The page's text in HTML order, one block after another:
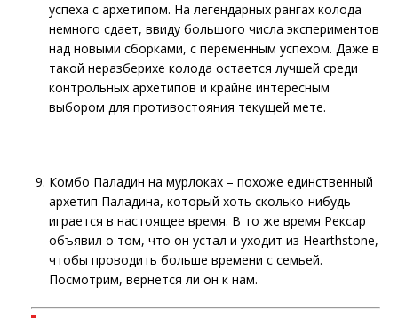
успеха с архетипом. На легендарных рангах колода
немного сдает, ввиду большого числа экспериментов
над новыми сборками, с переменным успехом. Даже в
такой неразберихе колода остается лучшей среди
контрольных архетипов и крайне интересным
выбором для противостояния текущей мете.
Комбо Паладин на мурлоках – похоже единственный
архетип Паладина, который хоть сколько-нибудь
играется в настоящее время. В то же время Рексар
объявил о том, что он устал и уходит из Hearthstone,
чтобы проводить больше времени с семьей.
Посмотрим, вернется ли он к нам.